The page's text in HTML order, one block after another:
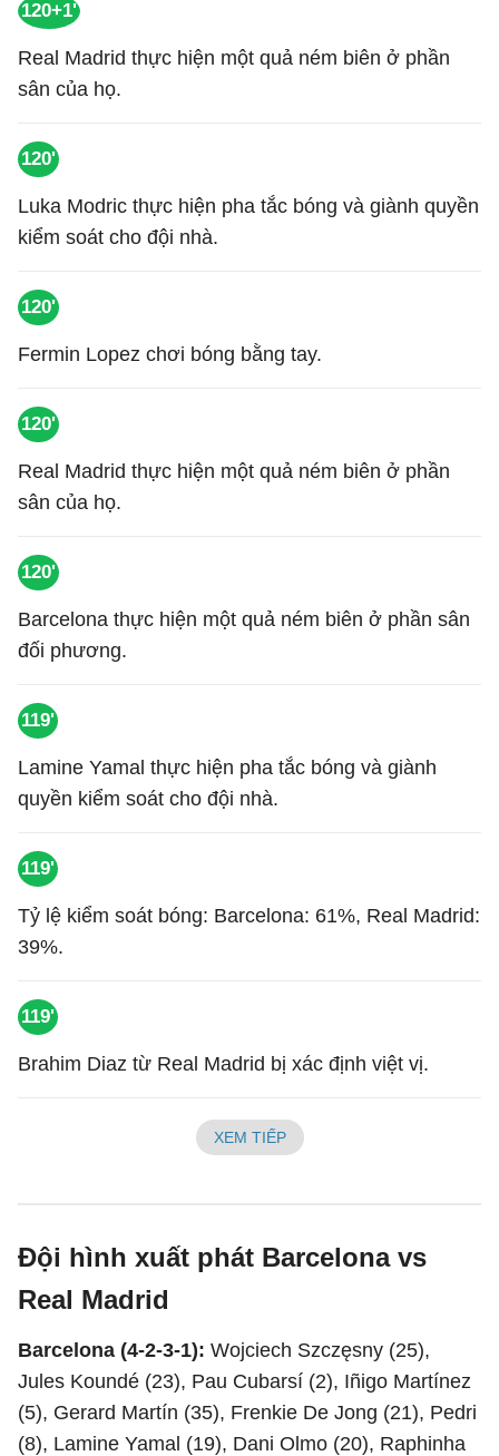
120+1'
Real Madrid thực hiện một quả ném biên ở phần
sân của họ.
120'
Luka Modric thực hiện pha tắc bóng và giành quyền
kiểm soát cho đội nhà.
120'
Fermin Lopez chơi bóng bằng tay.
120'
Real Madrid thực hiện một quả ném biên ở phần
sân của họ.
120'
Barcelona thực hiện một quả ném biên ở phần sân
đối phương.
119'
Lamine Yamal thực hiện pha tắc bóng và giành
quyền kiểm soát cho đội nhà.
119'
Tỷ lệ kiểm soát bóng: Barcelona: 61%, Real Madrid:
39%.
119'
Brahim Diaz từ Real Madrid bị xác định việt vị.
XEM TIẾP
Đội hình xuất phát Barcelona vs
Real Madrid
Barcelona (4-2-3-1): Wojciech Szczęsny (25),
Jules Koundé (23), Pau Cubarsí (2), Iñigo Martínez
(5), Gerard Martín (35), Frenkie De Jong (21), Pedri
(8), Lamine Yamal (19), Dani Olmo (20), Raphinha